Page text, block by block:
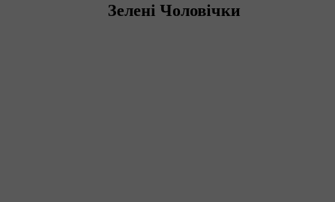
Зелені Чоловічки